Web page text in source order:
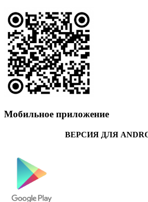
Мобильное приложение
ВЕРСИЯ ДЛЯ